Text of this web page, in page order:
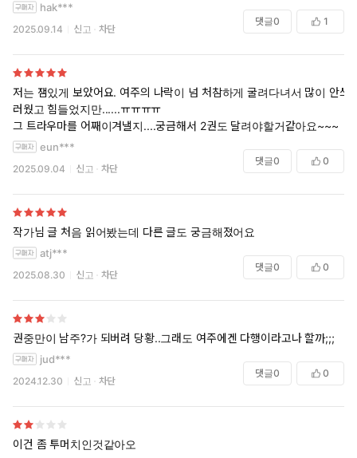
hak***
2025.09.14 신고 차단
댓글0 1
저는 잼있게 보았어요. 여주의 나락이 넘 처참하게 굴려다녀서 많이 안쓰
러웠고 힘들었지만......ㅠㅠㅠㅠ
그 트라우마를 어째이겨낼지....궁금해서 2권도 달려야할거같아요~~~
eun***
2025.09.04 신고 차단
댓글0 0
작가님 글 처음 읽어봤는데 다른 글도 궁금해졌어요
atj***
2025.08.30 신고 차단
댓글0 0
권중만이 남주?가 되버려 당황..그래도 여주에겐 다행이라고나 할까;;;
jud***
2024.12.30 신고 차단
댓글0 0
이건 좀 투머치인것같아오